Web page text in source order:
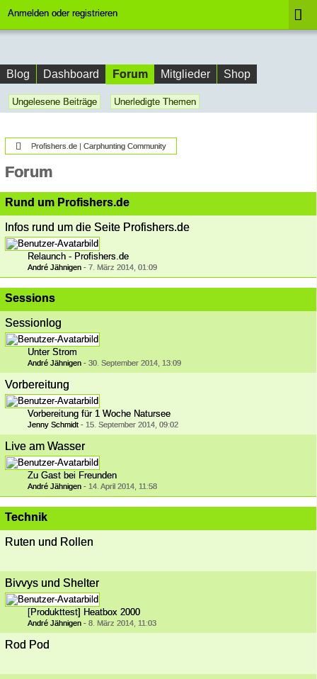
Anmelden oder registrieren
Blog Dashboard Forum Mitglieder Shop
Ungelesene Beiträge Unerledigte Themen
Profishers.de | Carphunting Community
Forum
Rund um Profishers.de
Infos rund um die Seite Profishers.de
Relaunch - Profishers.de
André Jähnigen - 7. März 2014, 01:09
Sessions
Sessionlog
Unter Strom
André Jähnigen - 30. September 2014, 13:09
Vorbereitung
Vorbereitung für 1 Woche Natursee
Jenny Schmidt - 15. September 2014, 09:02
Live am Wasser
Zu Gast bei Freunden
André Jähnigen - 14. April 2014, 11:58
Technik
Ruten und Rollen
Bivvys und Shelter
[Produkttest] Heatbox 2000
André Jähnigen - 8. März 2014, 11:03
Rod Pod